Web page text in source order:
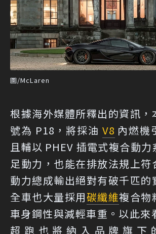
圖/McLaren
根據海外媒體所釋出的資訊，
號為 P18，將採油 V8 內燃機
且輔以 PHEV 插電式複合動
足動力，也能在排放法規上符
動力總成輸出絕對有破千匹的
全車也大量採用碳纖維複合物
車身鋼性與減輕車重。以此來
超跑也將納入品牌旗下